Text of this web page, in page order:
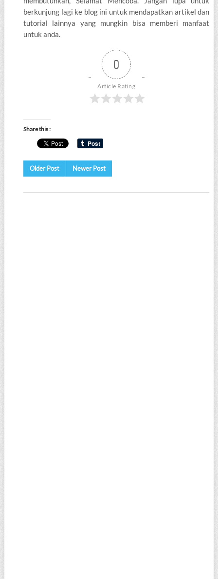
berkunjung lagi ke blog ini untuk mendapatkan artikel dan
tutorial lainnya yang mungkin bisa memberi manfaat
untuk anda.
0
Article Rating
Share this :
Older Post Newer Post